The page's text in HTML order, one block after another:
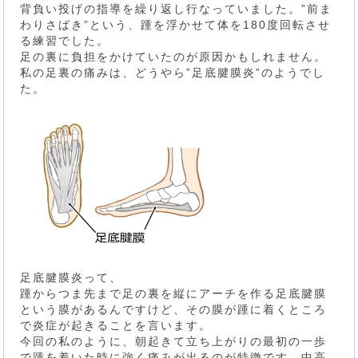
背負い投げの指導を繰り返し行なっていました。”前ま
わりさばき”という、踵を浮かせて体を180度回転させ
る練習でした。
足の裏に負担をかけていたのが原因かもしれません。
私の足裏の痛みは、どうやら”足底腱膜炎”のようでし
た。
足底腱膜炎って、
踵からつま先まで足の裏を縦にアーチを作る足底腱膜
という膜があるんですけど、その膜が踵に着くところ
で炎症が起きることを言います。
今回の私のように、朝起きて立ち上がりの最初の一歩